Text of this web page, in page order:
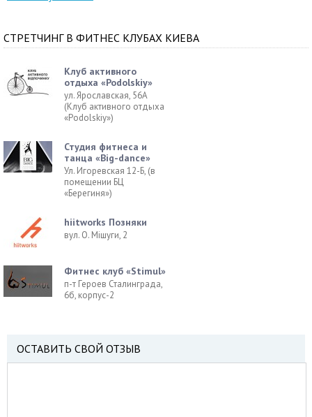
СТРЕТЧИНГ В ФИТНЕС КЛУБАХ КИЕВА
Клуб активного
отдыха «Podolskiy»
ул. Ярославская, 56А
(Клуб активного отдыха
«Podolskiy»)
Студия фитнеса и
танца «Big-dance»
Ул. Игоревская 12-Б, (в
помещении БЦ
«Берегиня»)
hiitworks Позняки
вул. О. Мішуги, 2
Фитнес клуб «Stimul»
п-т Героев Сталинграда,
6б, корпус-2
ОСТАВИТЬ СВОЙ ОТЗЫВ